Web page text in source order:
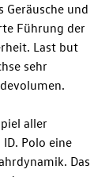
und
Führung der
Last but
sehr
aller
ID. Polo eine
Das